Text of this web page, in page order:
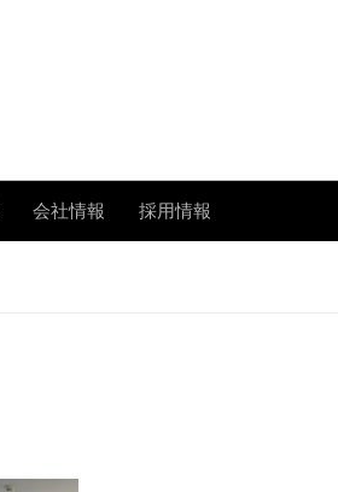
会社情報 採用情報